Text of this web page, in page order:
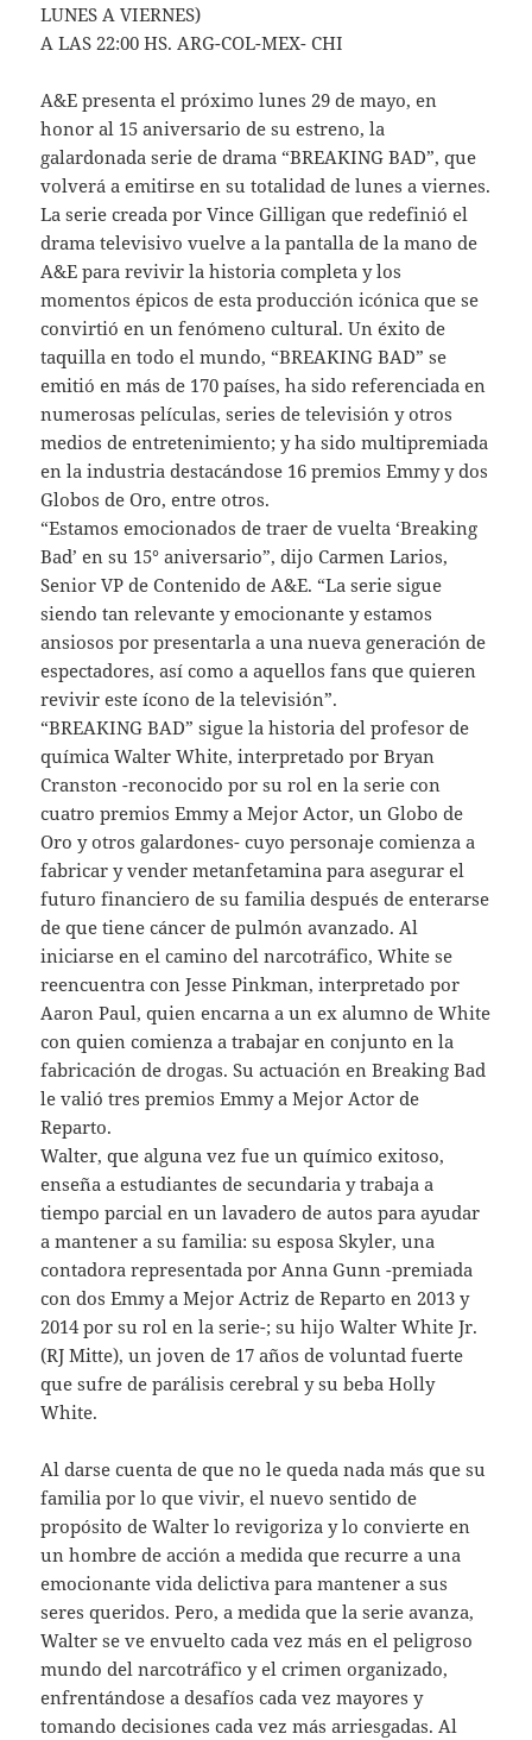
LUNES A VIERNES)
A LAS 22:00 HS. ARG-COL-MEX- CHI
A&E presenta el próximo lunes 29 de mayo, en
honor al 15 aniversario de su estreno, la
galardonada serie de drama “BREAKING BAD”, que
volverá a emitirse en su totalidad de lunes a viernes.
La serie creada por Vince Gilligan que redefinió el
drama televisivo vuelve a la pantalla de la mano de
A&E para revivir la historia completa y los
momentos épicos de esta producción icónica que se
convirtió en un fenómeno cultural. Un éxito de
taquilla en todo el mundo, “BREAKING BAD” se
emitió en más de 170 países, ha sido referenciada en
numerosas películas, series de televisión y otros
medios de entretenimiento; y ha sido multipremiada
en la industria destacándose 16 premios Emmy y dos
Globos de Oro, entre otros.
“Estamos emocionados de traer de vuelta ‘Breaking
Bad’ en su 15° aniversario”, dijo Carmen Larios,
Senior VP de Contenido de A&E. “La serie sigue
siendo tan relevante y emocionante y estamos
ansiosos por presentarla a una nueva generación de
espectadores, así como a aquellos fans que quieren
revivir este ícono de la televisión”.
“BREAKING BAD” sigue la historia del profesor de
química Walter White, interpretado por Bryan
Cranston -reconocido por su rol en la serie con
cuatro premios Emmy a Mejor Actor, un Globo de
Oro y otros galardones- cuyo personaje comienza a
fabricar y vender metanfetamina para asegurar el
futuro financiero de su familia después de enterarse
de que tiene cáncer de pulmón avanzado. Al
iniciarse en el camino del narcotráfico, White se
reencuentra con Jesse Pinkman, interpretado por
Aaron Paul, quien encarna a un ex alumno de White
con quien comienza a trabajar en conjunto en la
fabricación de drogas. Su actuación en Breaking Bad
le valió tres premios Emmy a Mejor Actor de
Reparto.
Walter, que alguna vez fue un químico exitoso,
enseña a estudiantes de secundaria y trabaja a
tiempo parcial en un lavadero de autos para ayudar
a mantener a su familia: su esposa Skyler, una
contadora representada por Anna Gunn -premiada
con dos Emmy a Mejor Actriz de Reparto en 2013 y
2014 por su rol en la serie-; su hijo Walter White Jr.
(RJ Mitte), un joven de 17 años de voluntad fuerte
que sufre de parálisis cerebral y su beba Holly
White.
Al darse cuenta de que no le queda nada más que su
familia por lo que vivir, el nuevo sentido de
propósito de Walter lo revigoriza y lo convierte en
un hombre de acción a medida que recurre a una
emocionante vida delictiva para mantener a sus
seres queridos. Pero, a medida que la serie avanza,
Walter se ve envuelto cada vez más en el peligroso
mundo del narcotráfico y el crimen organizado,
enfrentándose a desafíos cada vez mayores y
tomando decisiones cada vez más arriesgadas. Al